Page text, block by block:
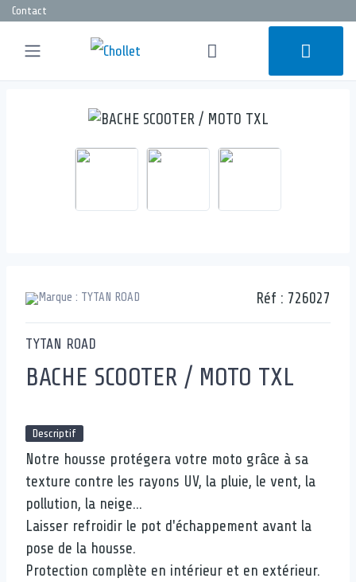
Contact
Réf : 726027
TYTAN ROAD
BACHE SCOOTER / MOTO TXL
Descriptif
Notre housse protégera votre moto grâce à sa
texture contre les rayons UV, la pluie, le vent, la
pollution, la neige...
Laisser refroidir le pot d'échappement avant la
pose de la housse.
Protection complète en intérieur et en extérieur.